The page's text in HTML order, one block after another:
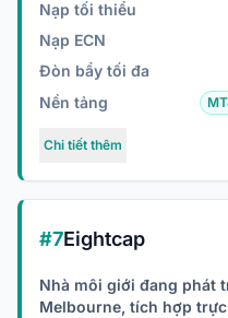
Nạp tối thiểu
Nạp ECN
Đòn bẩy tối đa
Nền tảng
Chi tiết thêm
#7Eightcap
Nhà môi giới đang phát
Melbourne, tích hợp